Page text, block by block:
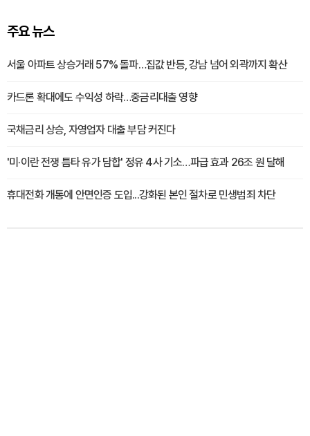
주요 뉴스
서울 아파트 상승거래 57% 돌파…집값 반등, 강남 넘어 외곽까지 확산
카드론 확대에도 수익성 하락…중금리대출 영향
국채금리 상승, 자영업자 대출 부담 커진다
'미·이란 전쟁 틈타 유가 담합' 정유 4사 기소…파급 효과 26조 원 달해
휴대전화 개통에 안면인증 도입...강화된 본인 절차로 민생범죄 차단